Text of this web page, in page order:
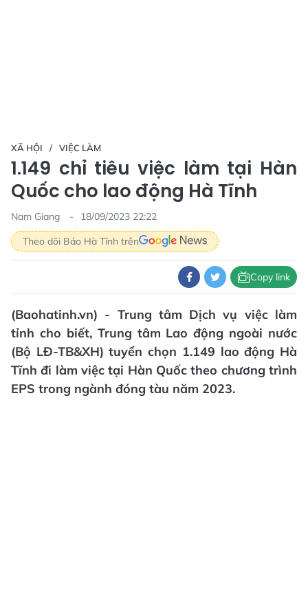
XÃ HỘI VIỆC LÀM
1.149 chỉ tiêu việc làm tại Hàn
Quốc cho lao động Hà Tĩnh
Nam Giang
18/09/2023 22:22
Theo dõi Báo Hà Tĩnh trên
Copy link
(Baohatinh.vn) - Trung tâm Dịch vụ việc làm
tỉnh cho biết, Trung tâm Lao động ngoài nước
(Bộ LĐ-TB&XH) tuyển chọn 1.149 lao động Hà
Tĩnh đi làm việc tại Hàn Quốc theo chương trình
EPS trong ngành đóng tàu năm 2023.